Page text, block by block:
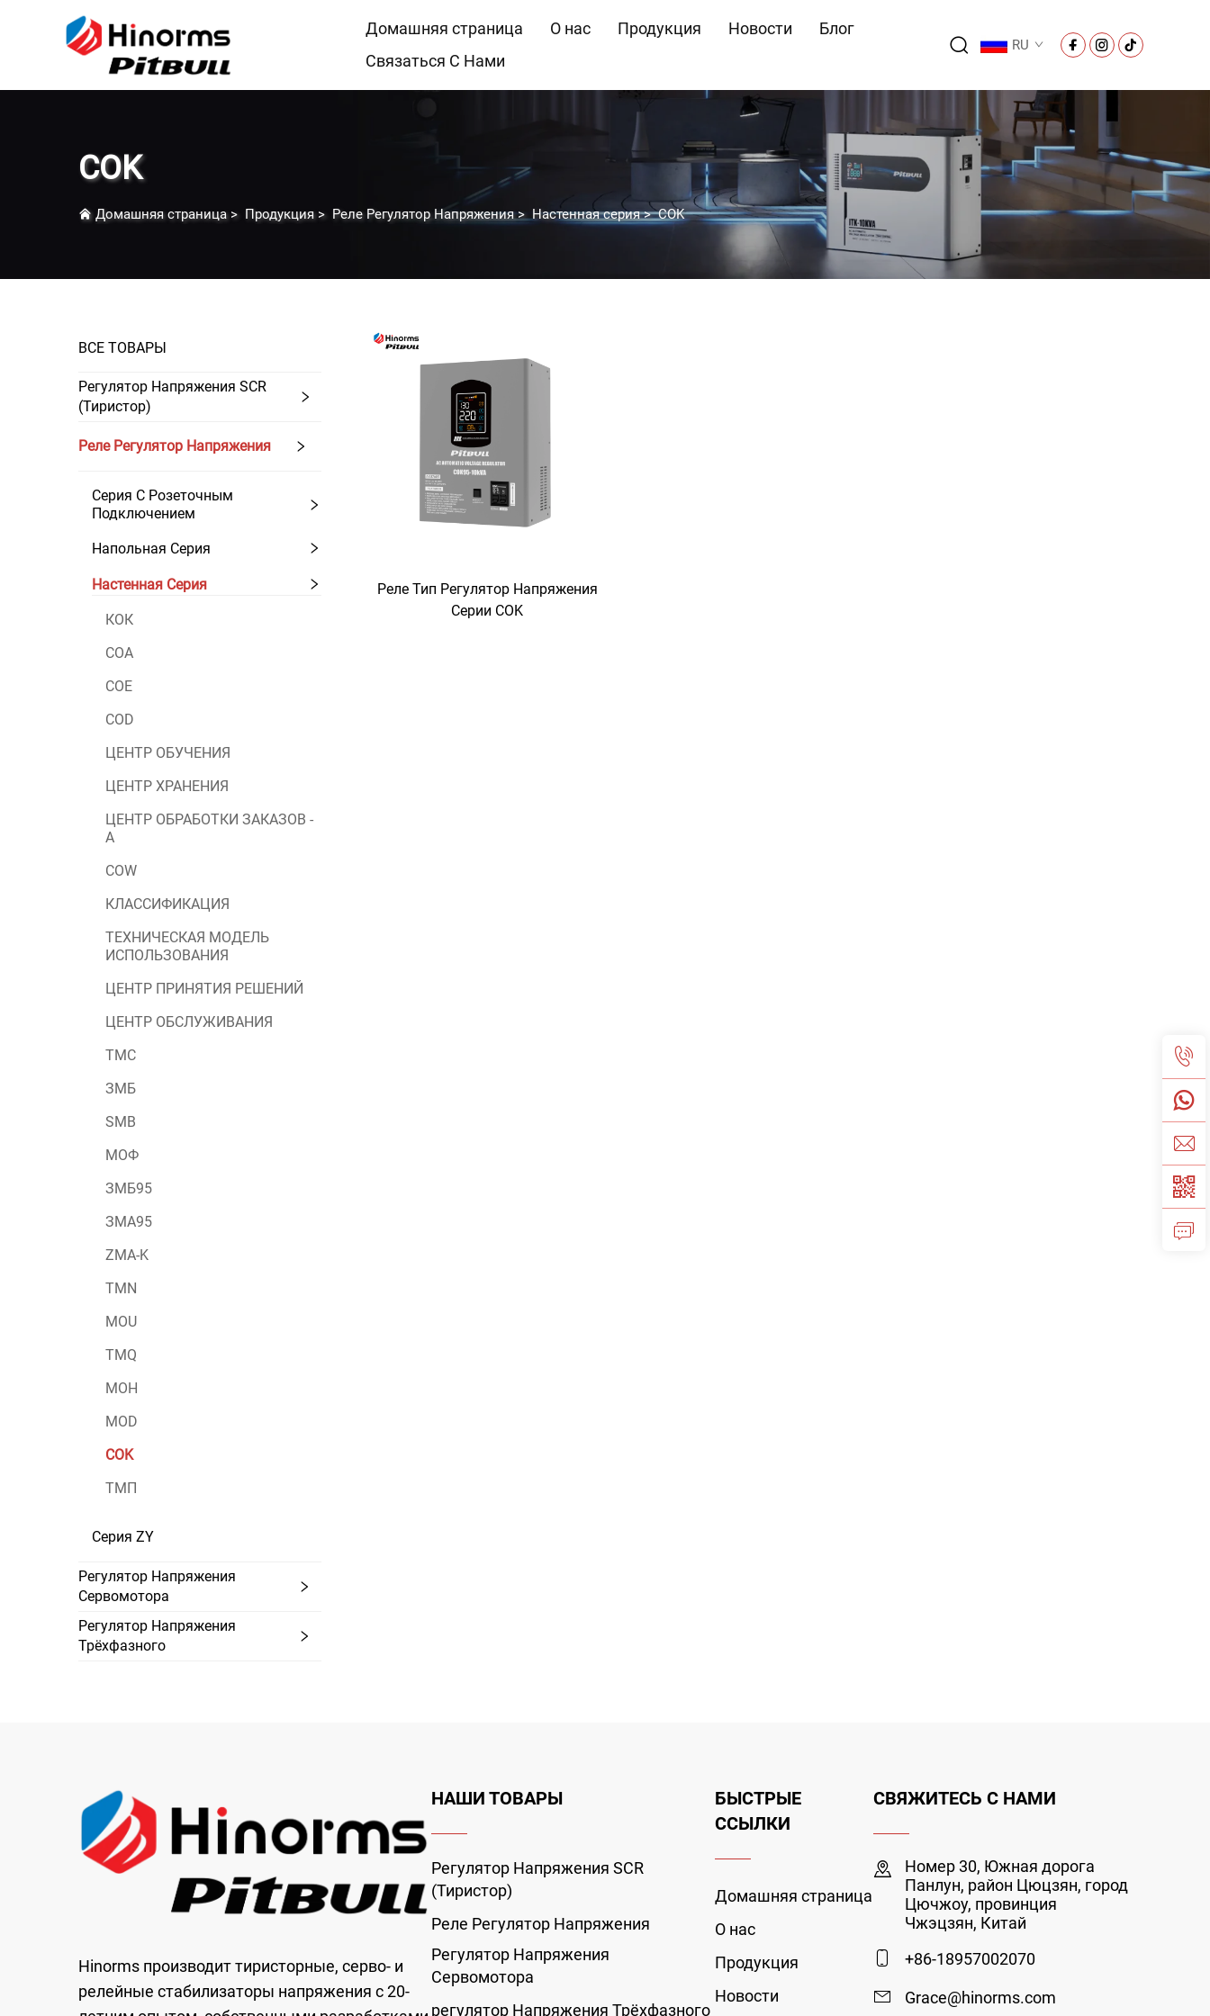
Домашняя страница О нас Продукция Новости
Блог
Связаться С Нами
RU
COK
Домашняя страница> Продукция> Реле Регулятор Напряжения> Настенная серия>COK
ВСЕ ТОВАРЫ
Регулятор Напряжения SCR
(Тиристор)
Реле Регулятор Напряжения
Серия С Розеточным
Подключением
Напольная Серия
Настенная Серия
КОК
COA
COE
COD
ЦЕНТР ОБУЧЕНИЯ
ЦЕНТР ХРАНЕНИЯ
ЦЕНТР ОБРАБОТКИ ЗАКАЗОВ -
А
COW
КЛАССИФИКАЦИЯ
ТЕХНИЧЕСКАЯ МОДЕЛЬ
ИСПОЛЬЗОВАНИЯ
ЦЕНТР ПРИНЯТИЯ РЕШЕНИЙ
ЦЕНТР ОБСЛУЖИВАНИЯ
ТМС
ЗМБ
SMB
МОФ
ЗМБ95
ЗМА95
ZMA-K
TMN
MOU
TMQ
МОН
MOD
COK
ТМП
Серия ZY
Регулятор Напряжения
Сервомотора
Регулятор Напряжения
Трёхфазного
Реле Тип Регулятор Напряжения
Серии COK
Hinorms производит тиристорные, серво- и
релейные стабилизаторы напряжения с 20-
НАШИ ТОВАРЫ
Регулятор Напряжения SCR
(Тиристор)
Реле Регулятор Напряжения
Регулятор Напряжения
Сервомотора
регулятор Напряжения Трёхфазного
БЫСТРЫЕ
ССЫЛКИ
Домашняя страница
О нас
Продукция
Новости
СВЯЖИТЕСЬ С НАМИ
Номер 30, Южная дорога
Панлун, район Цюцзян, город
Цючжоу, провинция
Чжэцзян, Китай
+86-18957002070
Grace@hinorms.com